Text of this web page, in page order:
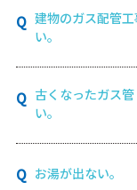
建物のガス配管
い。
古くなったガス
い。
お湯が出ない。